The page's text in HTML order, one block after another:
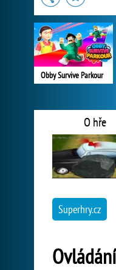
Obby Survive Parkour
O hře
Superhry.cz